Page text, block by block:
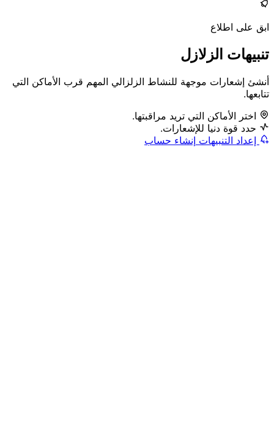
ابق على اطلاع
تنبيهات الزلازل
أنشئ إشعارات موجهة للنشاط الزلزالي المهم قرب الأماكن التي
تتابعها.
اختر الأماكن التي تريد مراقبتها.
حدد قوة دنيا للإشعارات.
إعداد التنبيهات إنشاء حساب